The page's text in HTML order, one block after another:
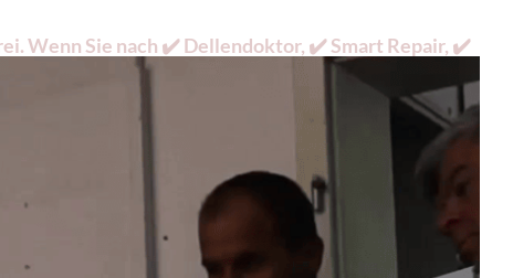
Wenn Sie nach ✔️ Dellendoktor, ✔️ Smart Repair, ✔️
Duisburg. Wir erwarten Sie ✉.